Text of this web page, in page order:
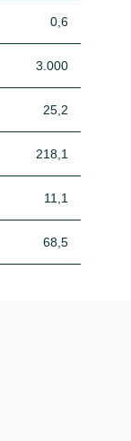
0,6
3.000
25,2
218,1
11,1
68,5